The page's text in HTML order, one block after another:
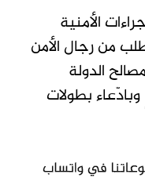
الأمنية
من رجال الأمن
الدولة
بطولات